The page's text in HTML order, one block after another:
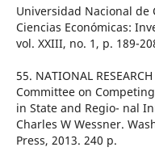
Universidad Nacional de
Ciencias Económicas:
vol. XXIII, no. 1, p. 189-
55. NATIONAL
Committee on
in State and Regio- nal
Charles W Wessner.
Press, 2013. 240 p.